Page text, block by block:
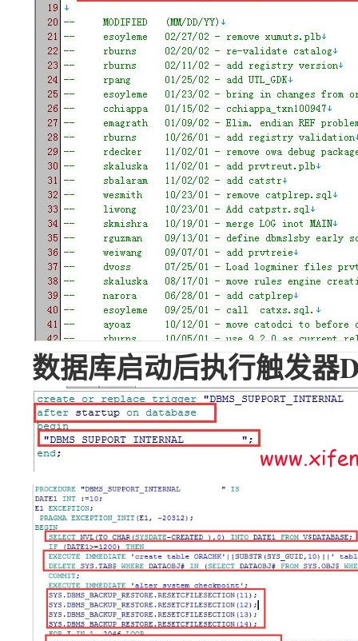
数据库启动后执行触发器